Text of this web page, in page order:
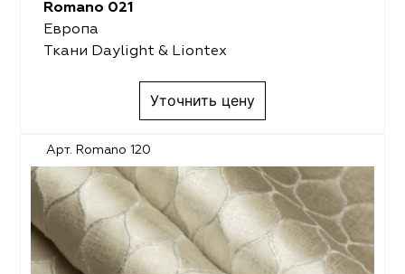
Romano 021
Европа
Ткани Daylight & Liontex
Уточнить цену
Арт. Romano 120